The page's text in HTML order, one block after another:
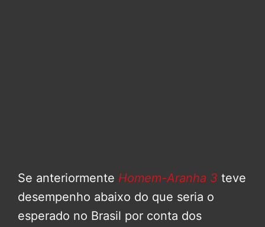
Se anteriormente Homem-Aranha 3 teve
desempenho abaixo do que seria o
esperado no Brasil por conta dos